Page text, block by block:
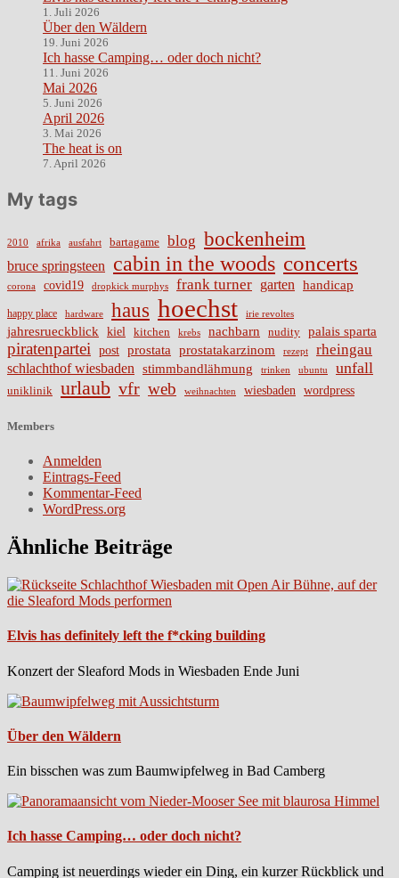
1. Juli 2026
Über den Wäldern
19. Juni 2026
Ich hasse Camping… oder doch nicht?
11. Juni 2026
Mai 2026
5. Juni 2026
April 2026
3. Mai 2026
The heat is on
7. April 2026
My tags
2010 afrika ausfahrt bartagame blog bockenheim
bruce springsteen cabin in the woods concerts
corona covid19 dropkick murphys frank turner garten handicap
happy place hardware haus hoechst irie revoltes
jahresrueckblick kiel kitchen krebs nachbarn nudity palais sparta
piratenpartei post prostata prostatakarzinom rezept rheingau
schlachthof wiesbaden stimmbandlähmung trinken ubuntu unfall
uniklinik urlaub vfr web weihnachten wiesbaden wordpress
Members
Anmelden
Eintrags-Feed
Kommentar-Feed
WordPress.org
Ähnliche Beiträge
Elvis has definitely left the f*cking building
Konzert der Sleaford Mods in Wiesbaden Ende Juni
Über den Wäldern
Ein bisschen was zum Baumwipfelweg in Bad Camberg
Ich hasse Camping… oder doch nicht?
Camping ist neuerdings wieder ein Ding, ein kurzer Rückblick und